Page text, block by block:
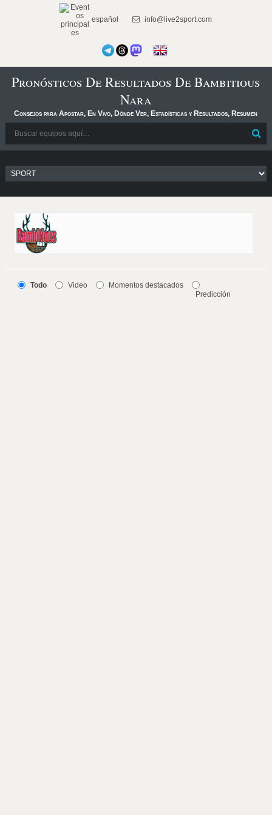
español info@live2sport.com
Pronósticos De Resultados De Bambitious
Nara
Consejos para Apostar, En Vivo, Dónde Ver, Estadísticas y Resultados, Resumen
Todo Video
Momentos destacados
Predicción